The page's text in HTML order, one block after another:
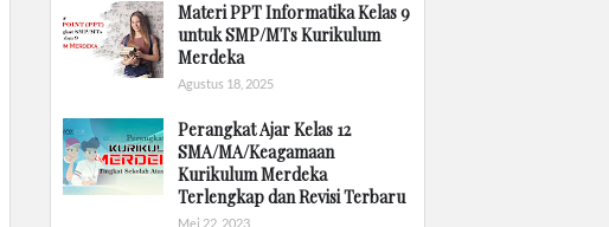
Materi PPT Informatika Kelas 9
untuk SMP/MTs Kurikulum
Merdeka
Agustus 18, 2025
Perangkat Ajar Kelas 12
SMA/MA/Keagamaan
Kurikulum Merdeka
Terlengkap dan Revisi Terbaru
Mei 22, 2023